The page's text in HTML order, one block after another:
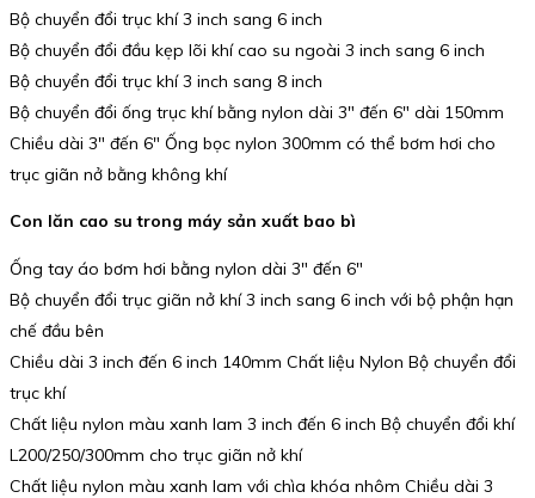
Bộ chuyển đổi trục khí 3 inch sang 6 inch
Bộ chuyển đổi đầu kẹp lõi khí cao su ngoài 3 inch sang 6 inch
Bộ chuyển đổi trục khí 3 inch sang 8 inch
Bộ chuyển đổi ống trục khí bằng nylon dài 3″ đến 6″ dài 150mm
Chiều dài 3″ đến 6″ Ống bọc nylon 300mm có thể bơm hơi cho
trục giãn nở bằng không khí
Con lăn cao su trong máy sản xuất bao bì
Ống tay áo bơm hơi bằng nylon dài 3″ đến 6″
Bộ chuyển đổi trục giãn nở khí 3 inch sang 6 inch với bộ phận hạn
chế đầu bên
Chiều dài 3 inch đến 6 inch 140mm Chất liệu Nylon Bộ chuyển đổi
trục khí
Chất liệu nylon màu xanh lam 3 inch đến 6 inch Bộ chuyển đổi khí
L200/250/300mm cho trục giãn nở khí
Chất liệu nylon màu xanh lam với chìa khóa nhôm Chiều dài 3